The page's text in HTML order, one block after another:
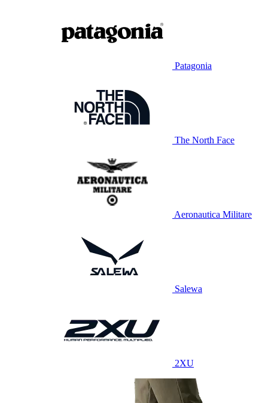
Patagonia
The North Face
Aeronautica Militare
Salewa
2XU